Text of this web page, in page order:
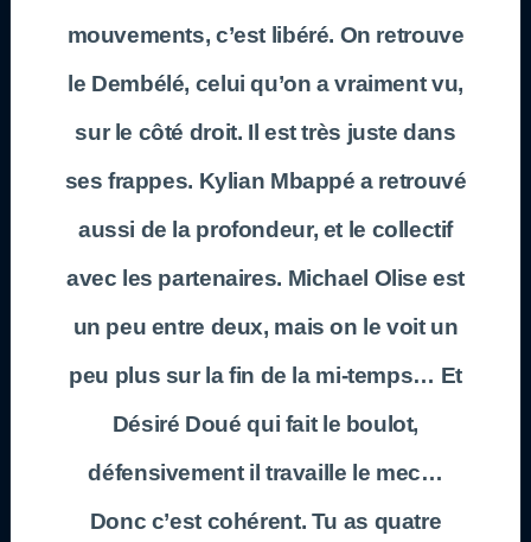
mouvements, c’est libéré. On retrouve
le Dembélé, celui qu’on a vraiment vu,
sur le côté droit. Il est très juste dans
ses frappes. Kylian Mbappé a retrouvé
aussi de la profondeur, et le collectif
avec les partenaires. Michael Olise est
un peu entre deux, mais on le voit un
peu plus sur la fin de la mi-temps… Et
Désiré Doué qui fait le boulot,
défensivement il travaille le mec…
Donc c’est cohérent. Tu as quatre